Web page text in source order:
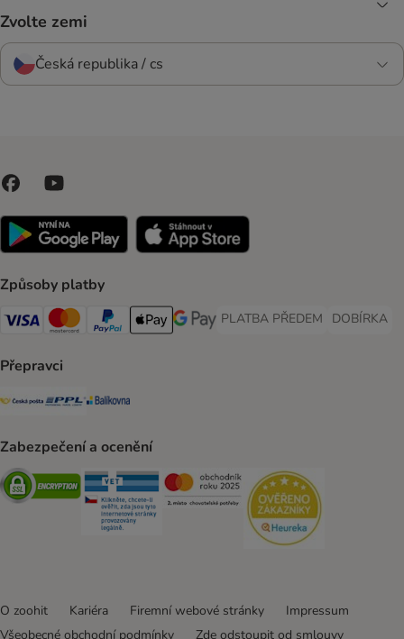
Zvolte zemi
Česká republika / cs
Způsoby platby
Visa Payment Method
Mastercard Payment Method
PayPal Payment Method
Apple pay Payment Method
GooglePay Payment Method
PLATBA PŘEDEM
PLATBA PŘEDEM Payment
DOBÍRKA
DOBÍRKA
Přepravci
Česká pošta Shipping Method
PPL Shipping Method
Balíkovna Shipping Method
Zabezpečení a ocenění
Security Security Security
O zoohit Kariéra Firemní webové stránky
Impressum
Všeobecné obchodní podmínky
Zde odstoupit od smlouvy